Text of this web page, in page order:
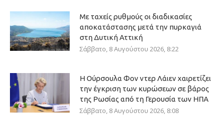
Με ταχείς ρυθμούς οι διαδικασίες
αποκατάστασης μετά την πυρκαγιά
στη Δυτική Αττική
Σάββατο, 8 Αυγούστου 2026, 8:22
Η Ούρσουλα Φον ντερ Λάιεν χαιρετίζει
την έγκριση των κυρώσεων σε βάρος
της Ρωσίας από τη Γερουσία των ΗΠΑ
Σάββατο, 8 Αυγούστου 2026, 8:08